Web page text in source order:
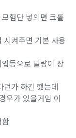
험단 넣의면 크롤
시켜주면 기본 사용
등으로 딜량이 상
가 하긴 했는데
우가 있을거임 이